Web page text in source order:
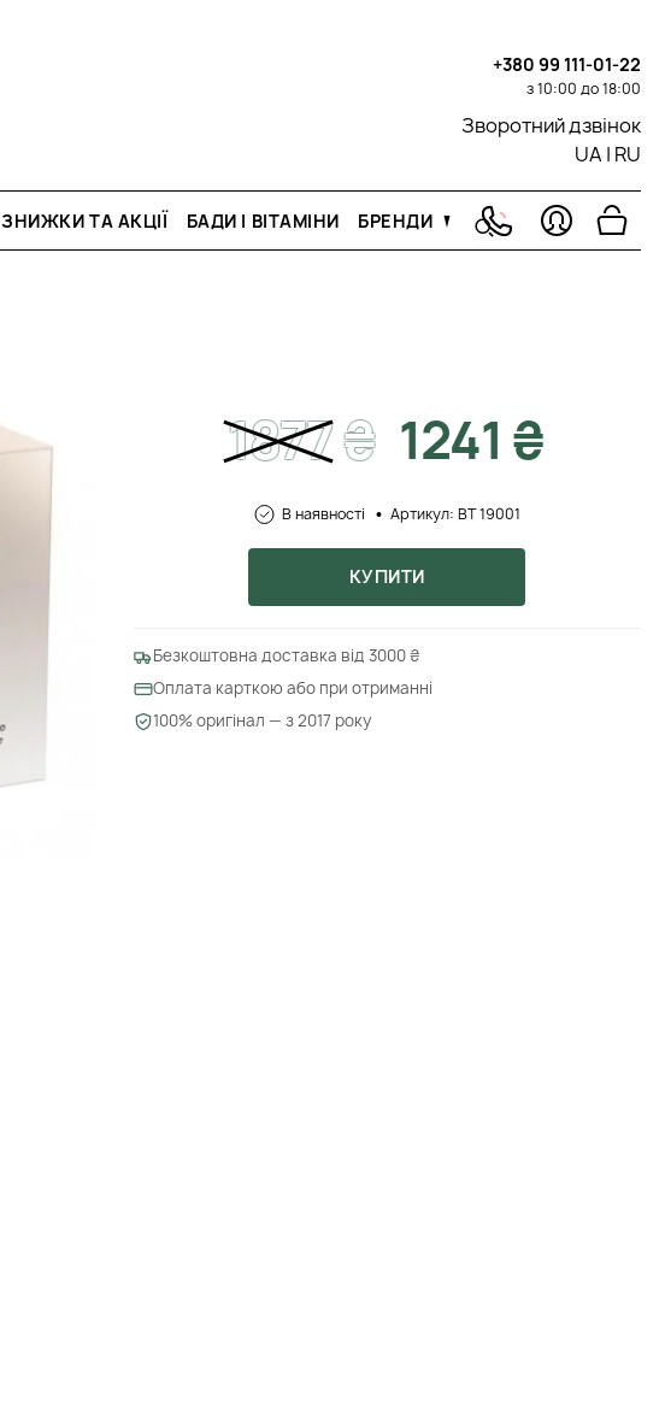
+380 99 111-01-22
з 10:00 до 18:00
Зворотний дзвінок
UA | RU
ЗНИЖКИ ТА АКЦІЇ БАДИ І ВІТАМІНИ БРЕНДИ
1877₴ 1241 ₴
В наявності Артикул: BT 19001
КУПИТИ
Безкоштовна доставка від 3000 ₴
Оплата карткою або при отриманні
100% оригінал — з 2017 року